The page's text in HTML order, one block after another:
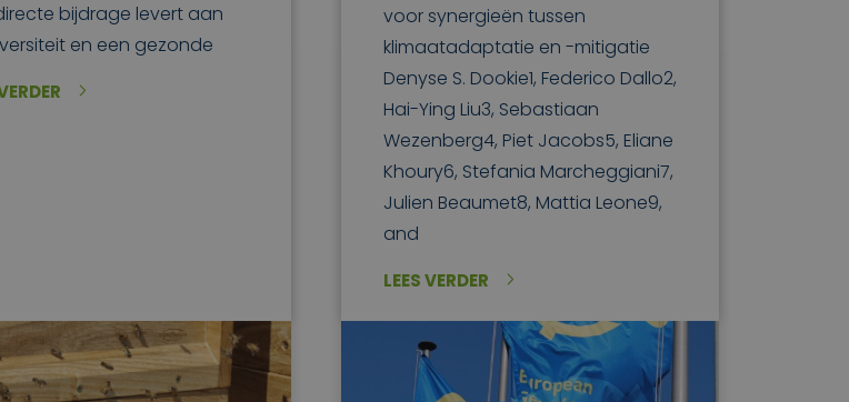
bijdrage levert aan
en een gezonde
voor synergieën tussen
klimaatadaptatie en -mitigatie
Denyse S. Dookie1, Federico Dallo2,
Hai-Ying Liu3, Sebastiaan
Wezenberg4, Piet Jacobs5, Eliane
Khoury6, Stefania Marcheggiani7,
Julien Beaumet8, Mattia Leone9,
and
LEES VERDER